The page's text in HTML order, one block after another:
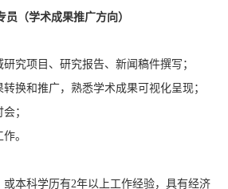
员（学术成果推广方向）
究项目、研究报告、新闻稿件撰写；
换和推广，熟悉学术成果可视化呈现；
；
。
本科学历有2年以上工作经验，具有经济